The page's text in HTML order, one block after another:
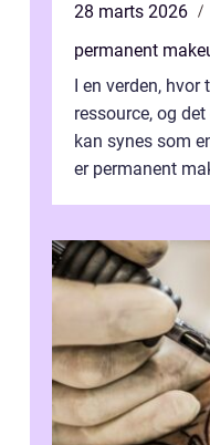
28 marts 2026
permanent
I en verden,
ressource, og
kan synes som
er permanent